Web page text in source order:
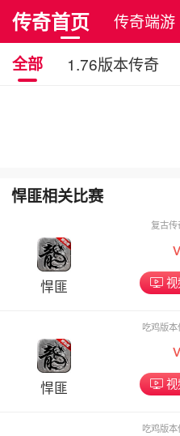
传奇首页 传奇端游
全部
1.76版本传奇
悍匪相关比赛
悍匪
复古
悍匪
吃鸡版
吃鸡版